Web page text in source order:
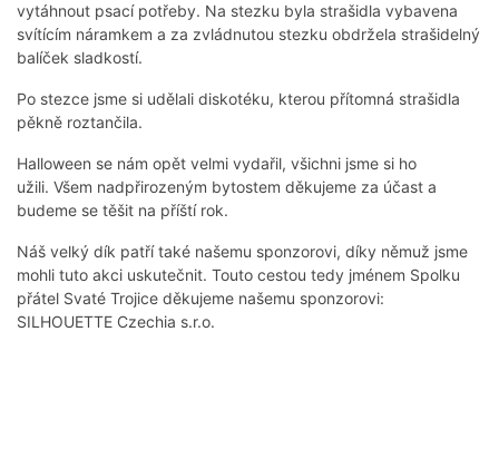
vytáhnout psací potřeby. Na stezku byla strašidla vybavena
svítícím náramkem a za zvládnutou stezku obdržela strašidelný
balíček sladkostí.
Po stezce jsme si udělali diskotéku, kterou přítomná strašidla
pěkně roztančila.
Halloween se nám opět velmi vydařil, všichni jsme si ho
užili. Všem nadpřirozeným bytostem děkujeme za účast a
budeme se těšit na příští rok.
Náš velký dík patří také našemu sponzorovi, díky němuž jsme
mohli tuto akci uskutečnit. Touto cestou tedy jménem Spolku
přátel Svaté Trojice děkujeme našemu sponzorovi:
SILHOUETTE Czechia s.r.o.